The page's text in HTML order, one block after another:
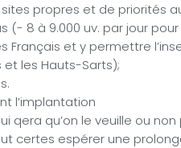
propres et de priorités
(- 8 à 9.000 uv. par jour
Français et y permettre
et les Hauts-Sarts);
l’implantation
qera qu’on le veuille ou
certes espérer une